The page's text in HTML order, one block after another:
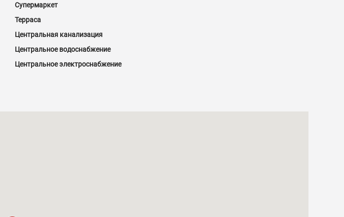
Супермаркет
Терраса
Центральная канализация
Центральное водоснабжение
Центральное электроснабжение